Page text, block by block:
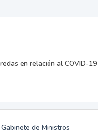
en relación al COVID-19
de Ministros